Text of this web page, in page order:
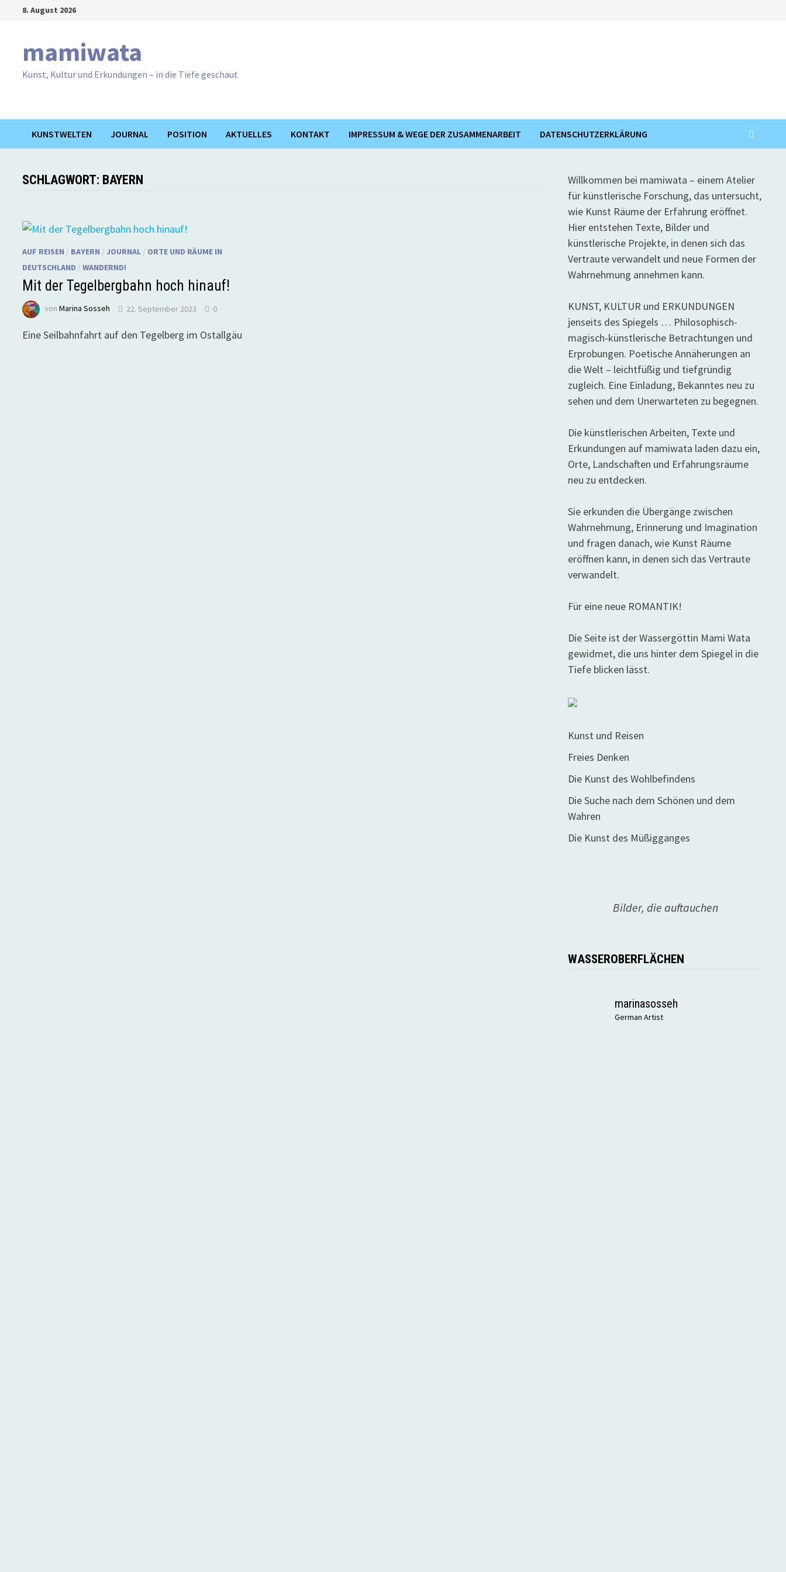
8. August 2026
mamiwata
Kunst, Kultur und Erkundungen – in die Tiefe geschaut
KUNSTWELTEN JOURNAL POSITION AKTUELLES KONTAKT IMPRESSUM & WEGE DER ZUSAMMENARBEIT DATENSCHUTZERKLÄRUNG
SCHLAGWORT: BAYERN
AUF REISEN / BAYERN /JOURNAL / ORTE UND RÄUME IN
DEUTSCHLAND /WANDERND!
Mit der Tegelbergbahn hoch hinauf!
vonMarina Sosseh 22. September 2023 0
Eine Seilbahnfahrt auf den Tegelberg im Ostallgäu
Willkommen bei mamiwata – einem Atelier
für künstlerische Forschung, das untersucht,
wie Kunst Räume der Erfahrung eröffnet.
Hier entstehen Texte, Bilder und
künstlerische Projekte, in denen sich das
Vertraute verwandelt und neue Formen der
Wahrnehmung annehmen kann.
KUNST, KULTUR und ERKUNDUNGEN
jenseits des Spiegels … Philosophisch-
magisch-künstlerische Betrachtungen und
Erprobungen. Poetische Annäherungen an
die Welt – leichtfüßig und tiefgründig
zugleich. Eine Einladung, Bekanntes neu zu
sehen und dem Unerwarteten zu begegnen.
Die künstlerischen Arbeiten, Texte und
Erkundungen auf mamiwata laden dazu ein,
Orte, Landschaften und Erfahrungsräume
neu zu entdecken.
Sie erkunden die Übergänge zwischen
Wahrnehmung, Erinnerung und Imagination
und fragen danach, wie Kunst Räume
eröffnen kann, in denen sich das Vertraute
verwandelt.
Für eine neue ROMANTIK!
Die Seite ist der Wassergöttin Mami Wata
gewidmet, die uns hinter dem Spiegel in die
Tiefe blicken lässt.
Kunst und Reisen
Freies Denken
Die Kunst des Wohlbefindens
Die Suche nach dem Schönen und dem
Wahren
Die Kunst des Müßigganges
Bilder, die auftauchen
WASSEROBERFLÄCHEN
marinasosseh
German Artist